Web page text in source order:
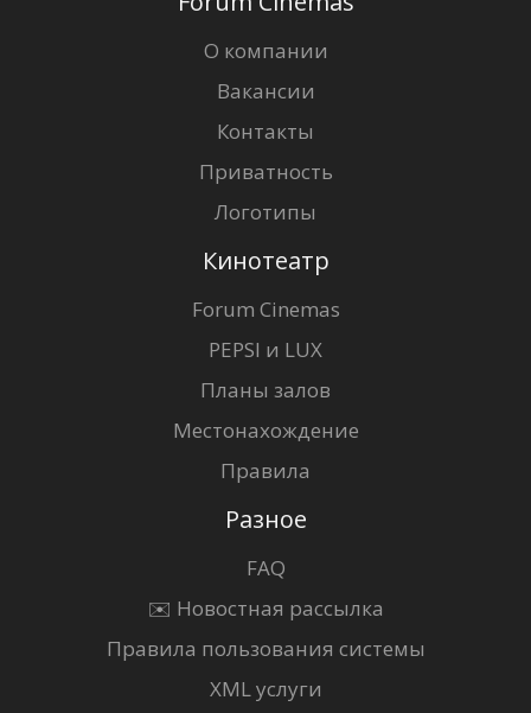
О компании
Вакансии
Контакты
Приватность
Логотипы
Кинотеатр
Forum Cinemas
PEPSI и LUX
Планы залов
Местонахождение
Правила
Разное
FAQ
✉️ Новостная рассылка
Правила пользования системы
XML услуги